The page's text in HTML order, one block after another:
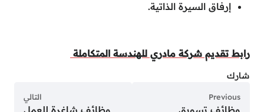
إرفاق السيرة الذاتية.
رابط تقديم شركة مادري للهندسة المتكاملة
شارك
Previous
وظائف تسويق
التالي
وظائف شاغرة للعمل